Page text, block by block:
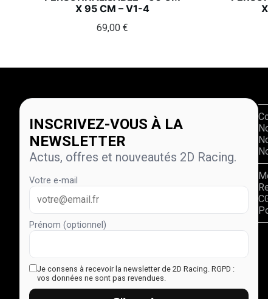
X 95 CM – V1-4
69,00€
INSCRIVEZ-VOUS À LA
NEWSLETTER
Actus, offres et nouveautés 2D Racing.
Votre e-mail
Prénom (optionnel)
Je consens à recevoir la newsletter de 2D Racing. RGPD :
vos données ne sont pas revendues.